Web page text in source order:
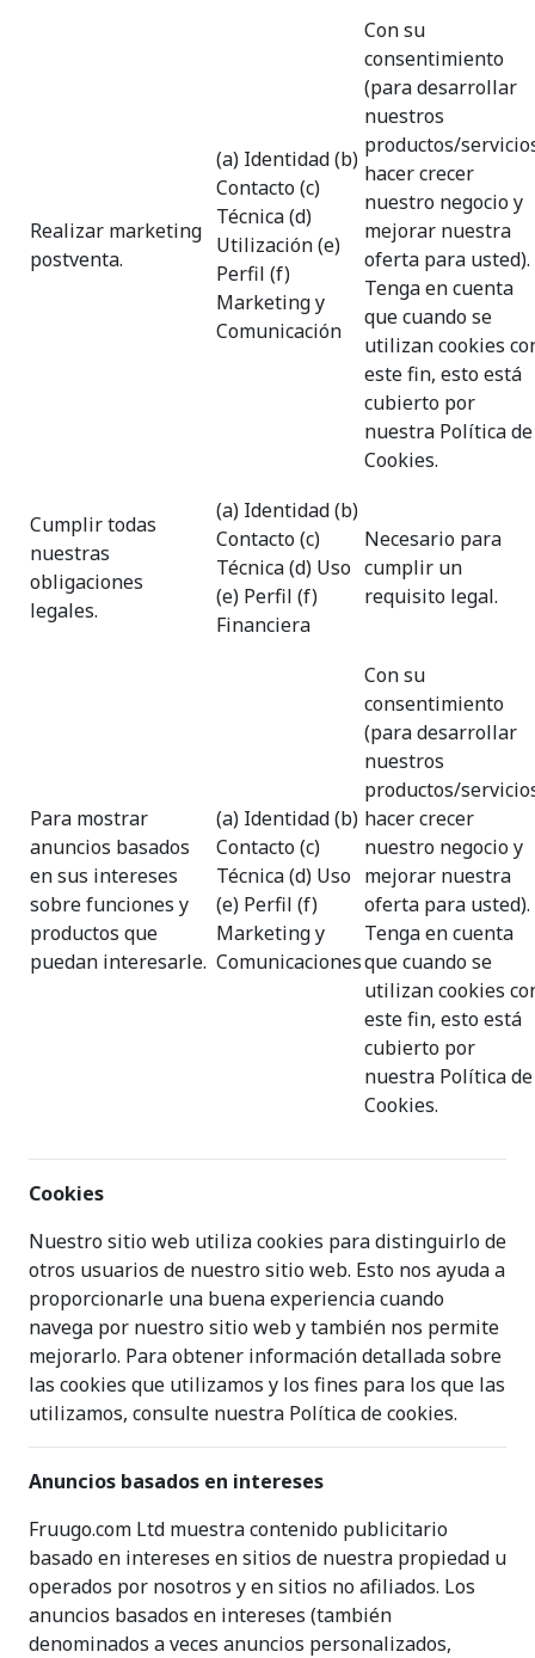
Realizar marketing
postventa.
(a) Identidad (b)
Contacto (c)
Técnica (d)
Utilización (e)
Perfil (f)
Marketing y
Comunicación
Con su
consentimiento
(para desarrollar
nuestros
productos/
hacer crecer
nuestro negocio y
mejorar nuestra
oferta para usted).
Tenga en cuenta
que cuando se
utilizan cookies
este fin, esto está
cubierto por
nuestra Política de
Cookies.
Cumplir todas
nuestras
obligaciones
legales.
(a) Identidad (b)
Contacto (c)
Técnica (d) Uso
(e) Perfil (f)
Financiera
Necesario para
cumplir un
requisito legal.
Para mostrar
anuncios basados
en sus intereses
sobre funciones y
productos que
puedan interesarle.
(a) Identidad (b)
Contacto (c)
Técnica (d) Uso
(e) Perfil (f)
Marketing y
Comunicaciones
Con su
consentimiento
(para desarrollar
nuestros
productos/
hacer crecer
nuestro negocio y
mejorar nuestra
oferta para usted).
Tenga en cuenta
que cuando se
utilizan cookies
este fin, esto está
cubierto por
nuestra Política de
Cookies.
Cookies
Nuestro sitio web utiliza cookies para distinguirlo de
otros usuarios de nuestro sitio web. Esto nos ayuda a
proporcionarle una buena experiencia cuando
navega por nuestro sitio web y también nos permite
mejorarlo. Para obtener información detallada sobre
las cookies que utilizamos y los fines para los que las
utilizamos, consulte nuestra Política de cookies.
Anuncios basados en intereses
Fruugo.com Ltd muestra contenido publicitario
basado en intereses en sitios de nuestra propiedad u
operados por nosotros y en sitios no afiliados. Los
anuncios basados en intereses (también
denominados a veces anuncios personalizados,